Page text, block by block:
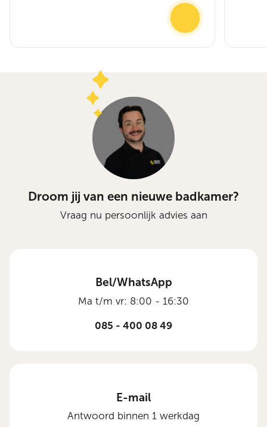
Droom jij van een nieuwe badkamer?
Vraag nu persoonlijk advies aan
Bel/WhatsApp
Ma t/m vr: 8:00 - 16:30
085 - 400 08 49
E-mail
Antwoord binnen 1 werkdag